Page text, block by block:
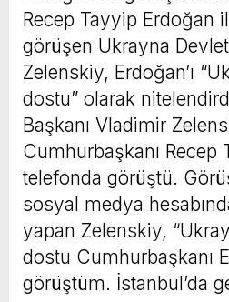
Recep Tayyip Erdoğan
görüşen Ukrayna
Zelenskiy, Erdoğan’ı
dostu” olarak
Başkanı Vladimir
Cumhurbaşkanı Recep
telefonda görüştü.
sosyal medya
yapan Zelenskiy,
dostu Cumhurbaşkanı
görüştüm. İstanbul’da